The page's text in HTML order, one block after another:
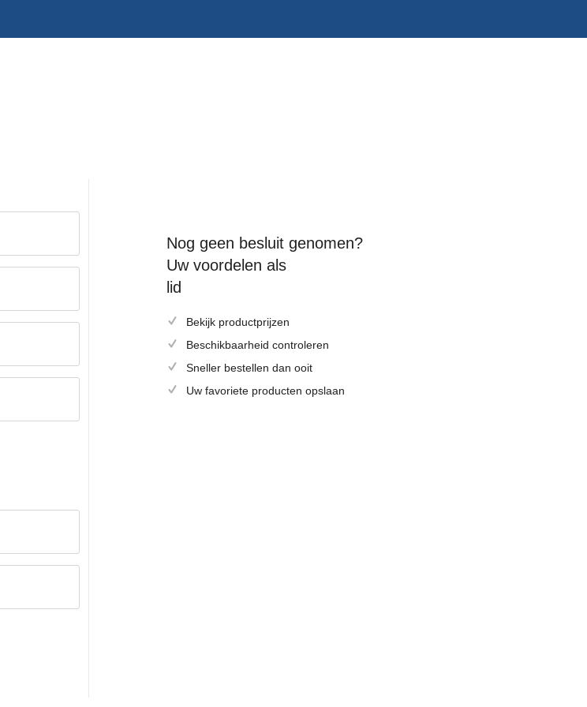
Nog geen besluit genomen?
Uw voordelen als
lid
Bekijk productprijzen
Beschikbaarheid controleren
Sneller bestellen dan ooit
Uw favoriete producten opslaan